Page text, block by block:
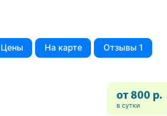
Цены На карте
Отзывы 1
от 800 р.
в сутки